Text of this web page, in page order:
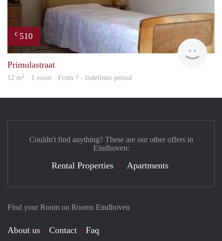
€ 510
Primulastraat
12 m2 · 1 room · From ? - Indefinite period
Find your Room on Rooms Eindhoven
About us Contact Faq
Couldn't find anything? These are our other offers in
Eindhoven:
Rental Properties Apartments